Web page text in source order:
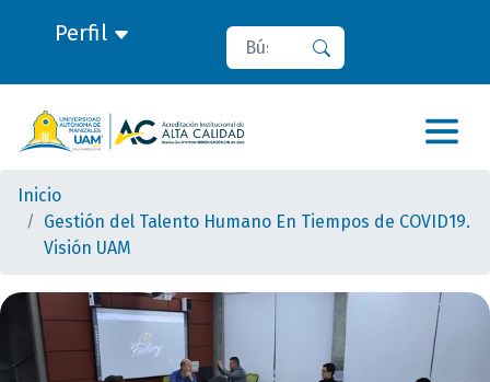
Perfil Buscar
Inicio
Gestión del Talento Humano En Tiempos de COVID19.
Visión UAM